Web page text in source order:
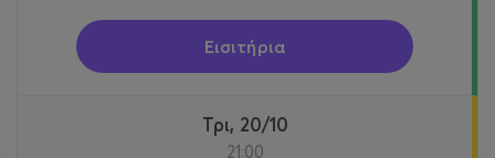
Εισιτήρια
Τρι, 20/10
21:00